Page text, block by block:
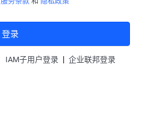
登录
IAM子用户登录 | 企业联邦登录